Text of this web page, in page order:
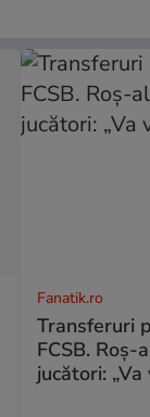
Fanatik.ro
Transferuri
FCSB.
jucători: